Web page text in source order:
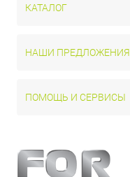
КАТАЛОГ
НАШИ ПРЕДЛОЖЕНИЯ
ПОМОЩЬ И СЕРВИСЫ